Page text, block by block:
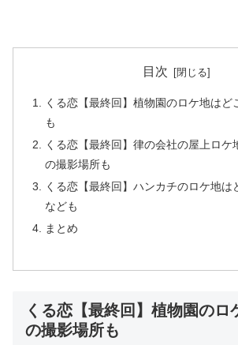
目次
くる恋【最終回】植物園のロケ地はど
も
くる恋【最終回】律の会社の屋上ロケ
の撮影場所も
くる恋【最終回】ハンカチのロケ地は
なども
まとめ
くる恋【最終回】植物園のロ
の撮影場所も